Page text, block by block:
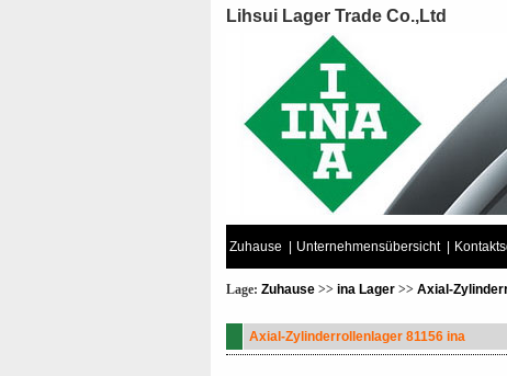
Lihsui Lager Trade Co.,Ltd
Zuhause Unternehmensübersicht
Lage: Zuhause >> ina Lager >> Axial-
Axial-Zylinderrollenlager 81156 ina